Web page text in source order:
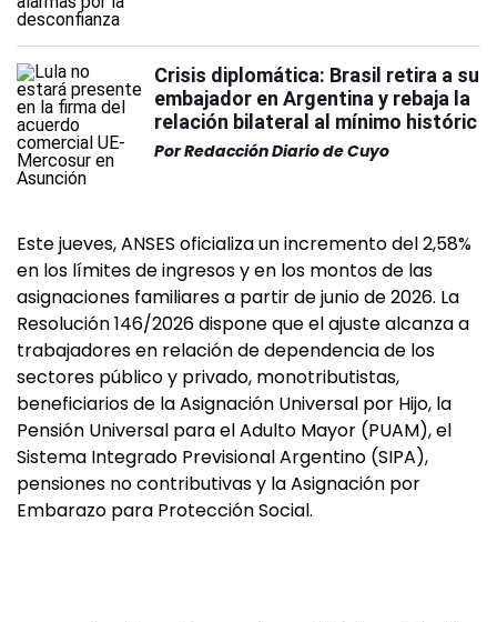
Crisis diplomática: Brasil retira a su
embajador en Argentina y rebaja la
relación bilateral al mínimo históric
PorRedacción Diario de Cuyo
Este jueves, ANSES oficializa un incremento del 2,58%
en los límites de ingresos y en los montos de las
asignaciones familiares a partir de junio de 2026. La
Resolución 146/2026 dispone que el ajuste alcanza a
trabajadores en relación de dependencia de los
sectores público y privado, monotributistas,
beneficiarios de la Asignación Universal por Hijo, la
Pensión Universal para el Adulto Mayor (PUAM), el
Sistema Integrado Previsional Argentino (SIPA),
pensiones no contributivas y la Asignación por
Embarazo para Protección Social.